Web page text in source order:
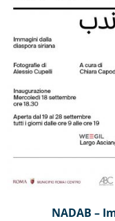
NADAB –